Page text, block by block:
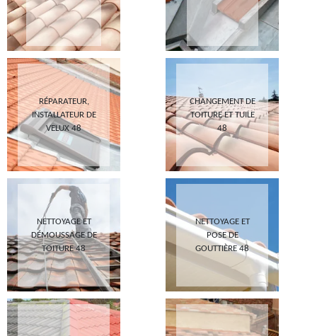
RÉPARATEUR,
INSTALLATEUR DE
VELUX 48
CHANGEMENT DE
TOITURE ET TUILE
48
NETTOYAGE ET
DÉMOUSSAGE DE
TOITURE 48
NETTOYAGE ET
POSE DE
GOUTTIÈRE 48